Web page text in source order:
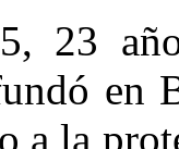
23
en
a la